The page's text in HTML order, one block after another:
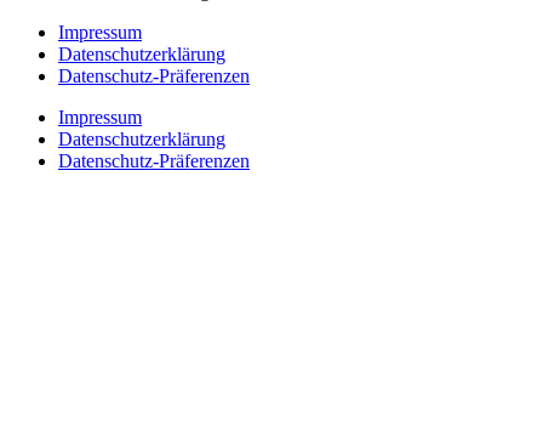
Impressum
Datenschutzerklärung
Datenschutz-Präferenzen
Impressum
Datenschutzerklärung
Datenschutz-Präferenzen